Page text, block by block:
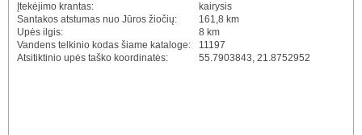
Įtekėjimo krantas:
kairysis
Santakos atstumas nuo Jūros žiočių:
161,8 km
Upės ilgis:
8 km
Vandens telkinio kodas šiame kataloge:
11197
Atsitiktinio upės taško koordinatės:
55.7903843, 21.8752952